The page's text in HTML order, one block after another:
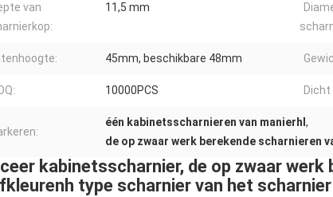
van
11,5 mm
45mm, beschikbare 48mm
10000PCS
één kabinetsscharnieren van manierhl ,
de op zwaar werk berekende scharnieren
kabinetsscharnier, de op zwaar
type scharnier van het